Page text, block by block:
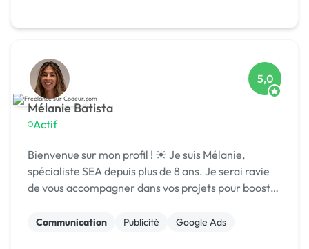
Mélanie Batista
Actif
5,0
Bienvenue sur mon profil ! ☀️ Je suis Mélanie,
spécialiste SEA depuis plus de 8 ans. Je serai ravie
de vous accompagner dans vos projets pour booster
Communication Publicité Google Ads